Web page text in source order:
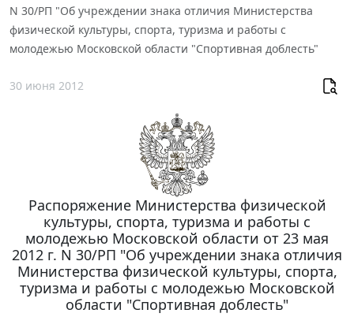
N 30/РП "Об учреждении знака отличия Министерства
физической культуры, спорта, туризма и работы с
молодежью Московской области "Спортивная доблесть"
30 июня 2012
Распоряжение Министерства физической
культуры, спорта, туризма и работы с
молодежью Московской области от 23 мая
2012 г. N 30/РП "Об учреждении знака отличия
Министерства физической культуры, спорта,
туризма и работы с молодежью Московской
области "Спортивная доблесть"